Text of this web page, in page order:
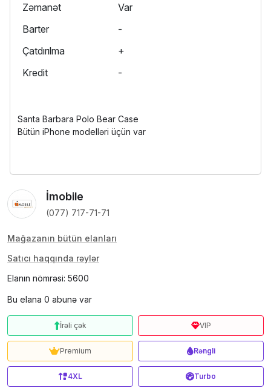
Zəmanət
Var
Barter
-
Çatdırılma
+
Kredit
-
Santa Barbara Polo Bear Case
Bütün iPhone modelləri üçün var
İmobile
(077) 717-71-71
Mağazanın bütün elanları
Satıcı haqqında rəylər
Elanın nömrəsi: 5600
Bu elana 0 abunə var
İrəli çək VIP
Premium Rəngli
4XL Turbo